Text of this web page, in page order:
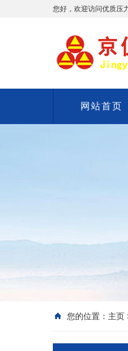
您好，欢迎访问优质压
网站首页
您的位置： 主页